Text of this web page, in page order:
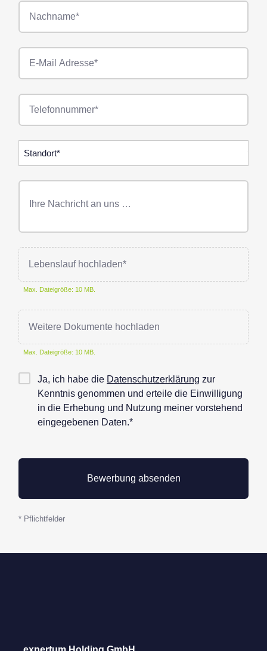
Nachname*
E-
Mail*
Telefonnummer
Freitext
Nachricht
Lebenslauf hochladen*
Max. Dateigröße: 10 MB.
Weitere Dokumente hochladen
Max. Dateigröße: 10 MB.
Checkbox
Datenschutz*
Ja, ich habe die Datenschutzerklärung zur
Kenntnis genommen und erteile die Einwilligung
in die Erhebung und Nutzung meiner vorstehend
eingegebenen Daten.*
* Pflichtfelder